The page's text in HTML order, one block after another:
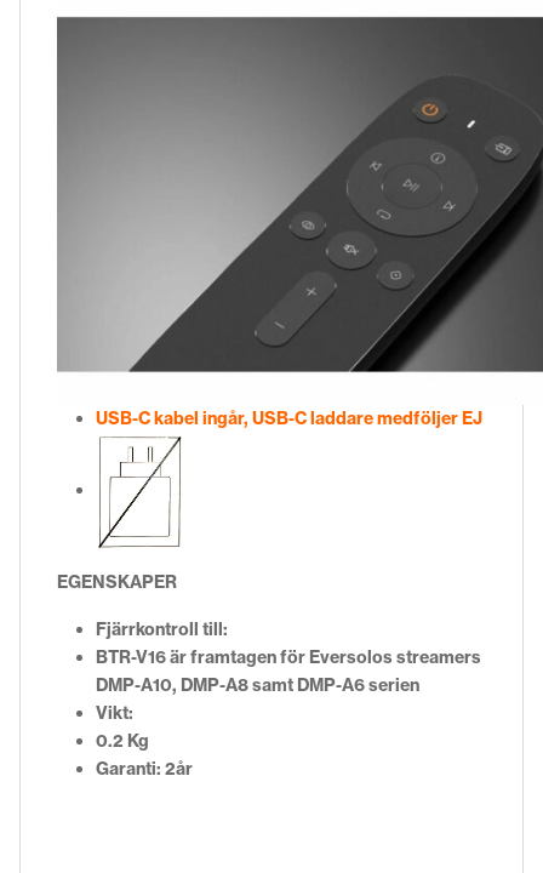
USB-C kabel ingår, USB-C laddare medföljer EJ
EGENSKAPER
Fjärrkontroll till:
BTR-V16 är framtagen för Eversolos streamers
DMP-A10, DMP-A8 samt DMP-A6 serien
Vikt:
0.2 Kg
Garanti: 2år